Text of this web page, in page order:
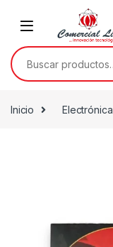
Inicio Electrónica